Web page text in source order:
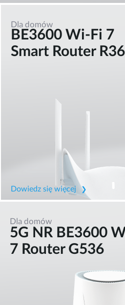
Dla domów
BE3600 Wi-Fi 7
Smart Router R36
Dowiedz się więcej
Dla domów
5G NR BE3600 Wi-Fi
7 Router G536